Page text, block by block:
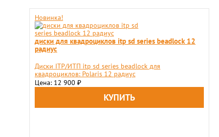
Новинка!
диски для квадроциклов itp sd series beadlock 12
радиус
Диски ITP/ИТП itp sd series beadlock для
квадроциклов: Polaris 12 радиус
Цена: 12 900 ₽